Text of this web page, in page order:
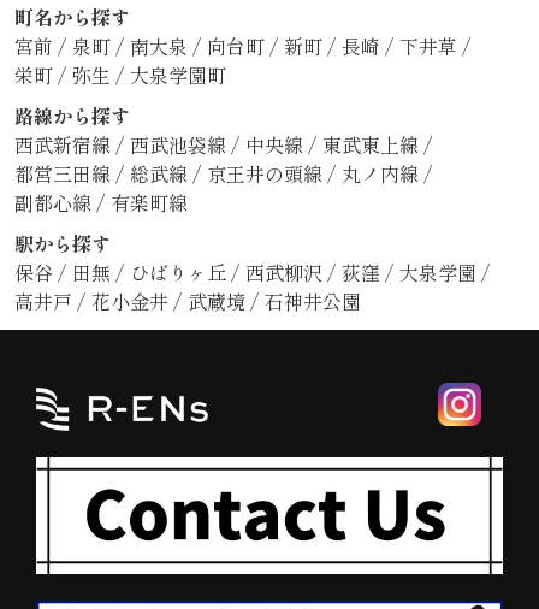
町名から探す
宮前 / 泉町 / 南大泉 / 向台町 / 新町 / 長崎 / 下井草 /
栄町 / 弥生 / 大泉学園町
路線から探す
西武新宿線 / 西武池袋線 / 中央線 / 東武東上線 /
都営三田線 / 総武線 / 京王井の頭線 / 丸ノ内線 /
副都心線 / 有楽町線
駅から探す
保谷 / 田無 / ひばりヶ丘 / 西武柳沢 / 荻窪 / 大泉学園 /
高井戸 / 花小金井 / 武蔵境 / 石神井公園